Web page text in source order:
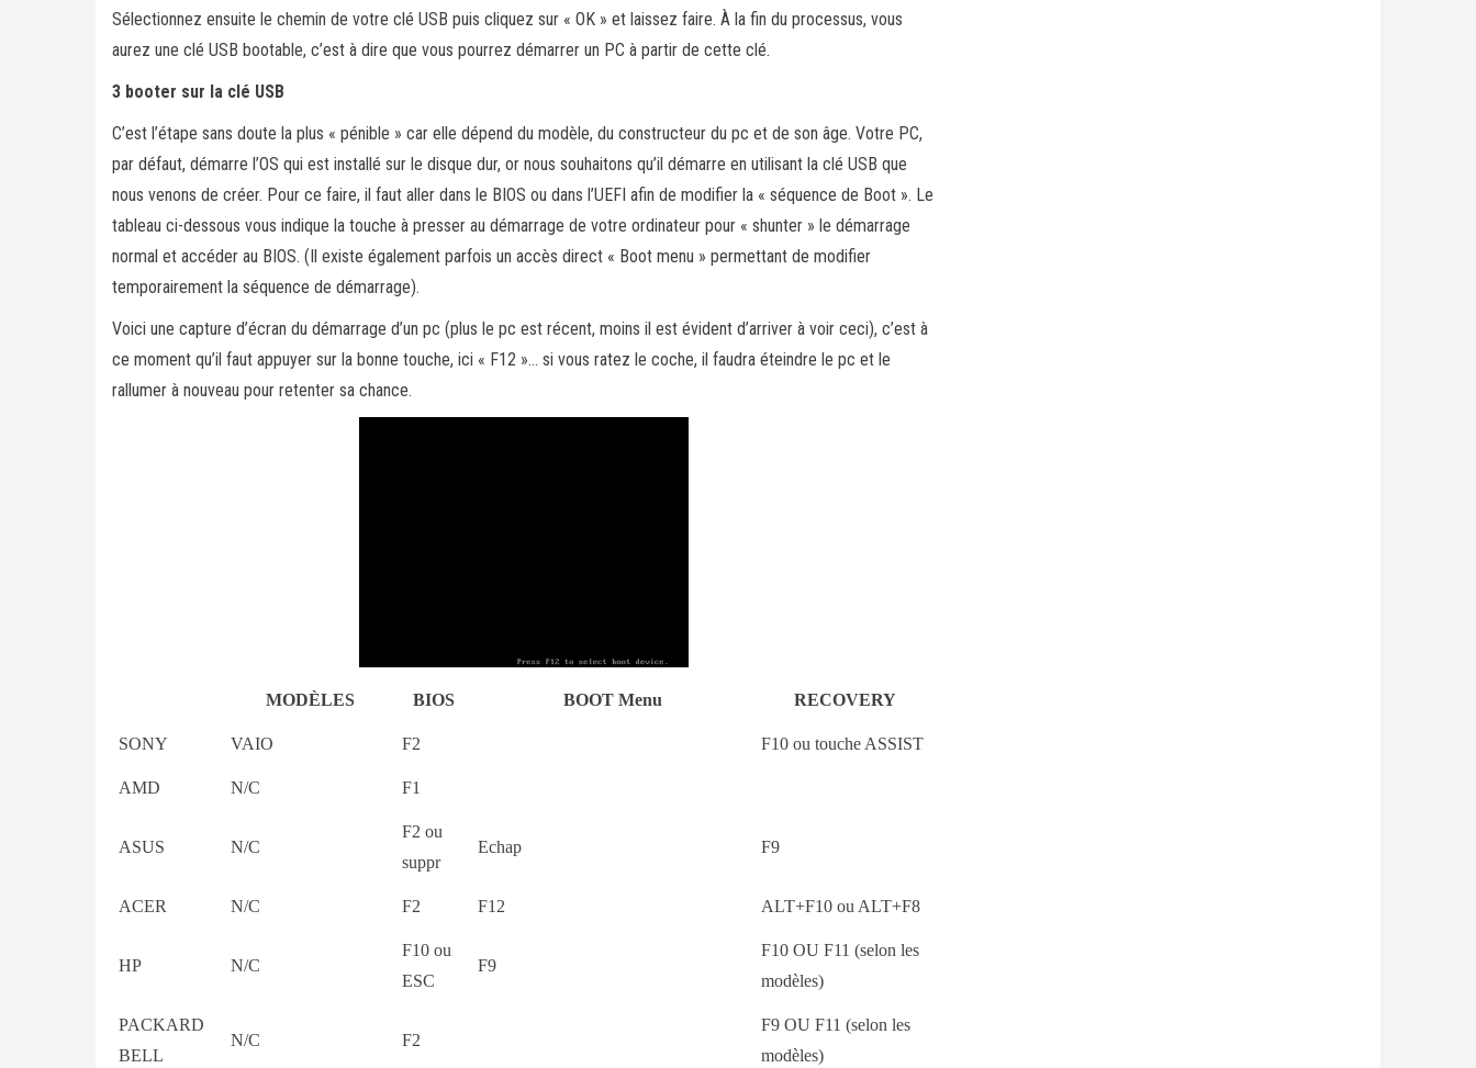
Sélectionnez ensuite le chemin de votre clé USB puis cliquez sur « OK » et laissez faire. À la fin du processus, vous
aurez une clé USB bootable, c’est à dire que vous pourrez démarrer un PC à partir de cette clé.
3 booter sur la clé USB
C’est l’étape sans doute la plus « pénible » car elle dépend du modèle, du constructeur du pc et de son âge. Votre PC,
par défaut, démarre l’OS qui est installé sur le disque dur, or nous souhaitons qu’il démarre en utilisant la clé USB que
nous venons de créer. Pour ce faire, il faut aller dans le BIOS ou dans l’UEFI afin de modifier la « séquence de Boot ». Le
tableau ci-dessous vous indique la touche à presser au démarrage de votre ordinateur pour « shunter » le démarrage
normal et accéder au BIOS. (Il existe également parfois un accès direct « Boot menu » permettant de modifier
temporairement la séquence de démarrage).
Voici une capture d’écran du démarrage d’un pc (plus le pc est récent, moins il est évident d’arriver à voir ceci), c’est à
ce moment qu’il faut appuyer sur la bonne touche, ici « F12 »… si vous ratez le coche, il faudra éteindre le pc et le
rallumer à nouveau pour retenter sa chance.
MODÈLES BIOS BOOT Menu RECOVERY
SONY VAIO F2 F10 ou touche ASSIST
AMD N/C F1
ASUS N/C
F2 ou
suppr
Echap F9
ACER N/C F2 F12 ALT+F10 ou ALT+F8
HP N/C
F10 ou
ESC
F9
F10 OU F11 (selon les
modèles)
PACKARD
BELL
N/C F2
F9 OU F11 (selon les
modèles)